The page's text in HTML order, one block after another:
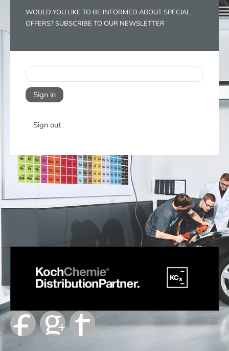
WOULD YOU LIKE TO BE INFORMED ABOUT SPECIAL
OFFERS? SUBSCRIBE TO OUR NEWSLETTER
Sign in
Sign out